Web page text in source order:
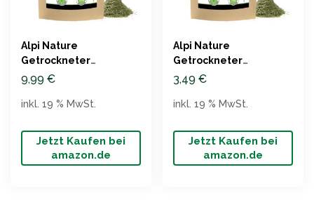
Alpi Nature
Getrockneter
Schnittlauch
9,99 €
Jetzt Kaufen bei
amazon.de
inkl. 19 % MwSt.
Alpi Nature
Getrockneter
Schnittlauch natürlich
3,49 €
Jetzt Kaufen bei
amazon.de
inkl. 19 % MwSt.